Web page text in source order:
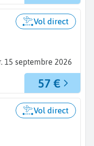
15 septembre 2026
Vol direct
57 €
Vol direct